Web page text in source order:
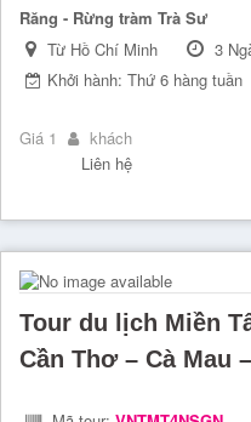
Răng - Rừng tràm Trà Sư
Từ Hồ Chí Minh
3
Khởi hành: Thứ 6 hàng tuần
Giá 1
khách
Liên hệ
Tour du lịch Miền
Cần Thơ – Cà Mau